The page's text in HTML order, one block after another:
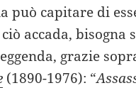
può capitare di
accada, bisogna
grazie
(1890-1976): “